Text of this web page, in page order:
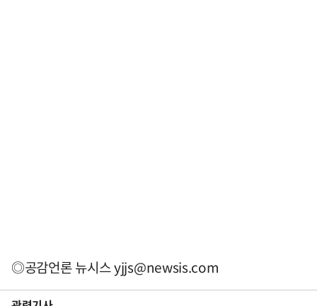
◎공감언론 뉴시스yjjs@newsis.com